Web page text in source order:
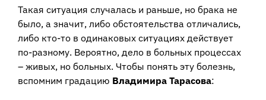
Такая ситуация случалась и раньше, но брака не
было, а значит, либо обстоятельства отличались,
либо кто-то в одинаковых ситуациях действует
по-разному. Вероятно, дело в больных процессах
– живых, но больных. Чтобы понять эту болезнь,
вспомним градацию Владимира Тарасова: